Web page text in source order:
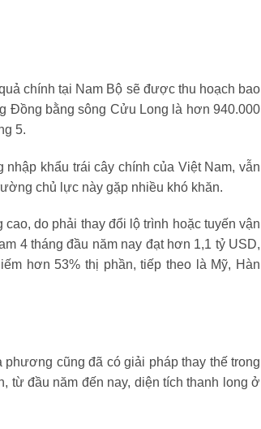
chính tại Nam Bộ sẽ được thu hoạch bao
Đồng bằng sông Cửu Long là hơn 940.000
5.
khẩu trái cây chính của Việt Nam, vẫn
chủ lực này gặp nhiều khó khăn.
do phải thay đổi lộ trình hoặc tuyến vận
4 tháng đầu năm nay đạt hơn 1,1 tỷ USD,
hơn 53% thị phần, tiếp theo là Mỹ, Hàn
cũng đã có giải pháp thay thế trong
từ đầu năm đến nay, diện tích thanh long ở